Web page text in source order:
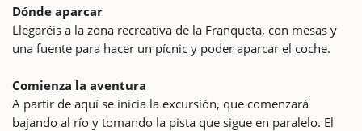
Dónde aparcar
Llegaréis a la zona recreativa de la Franqueta, con mesas y
una fuente para hacer un pícnic y poder aparcar el coche.
Comienza la aventura
A partir de aquí se inicia la excursión, que comenzará
bajando al río y tomando la pista que sigue en paralelo. El